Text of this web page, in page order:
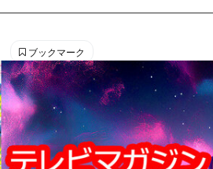
：＠tele_maga
ブックマーク